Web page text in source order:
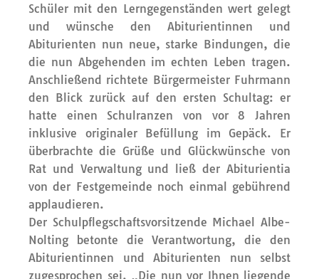
Schüler mit den Lerngegenständen wert gelegt
und wünsche den Abiturientinnen und
Abiturienten nun neue, starke Bindungen, die
die nun Abgehenden im echten Leben tragen.
Anschließend richtete Bürgermeister Fuhrmann
den Blick zurück auf den ersten Schultag: er
hatte einen Schulranzen von vor 8 Jahren
inklusive originaler Befüllung im Gepäck. Er
überbrachte die Grüße und Glückwünsche von
Rat und Verwaltung und ließ der Abiturientia
von der Festgemeinde noch einmal gebührend
applaudieren.
Der Schulpflegschaftsvorsitzende Michael Albe-
Nolting betonte die Verantwortung, die den
Abiturientinnen und Abiturienten nun selbst
zugesprochen sei. „Die nun vor Ihnen liegende